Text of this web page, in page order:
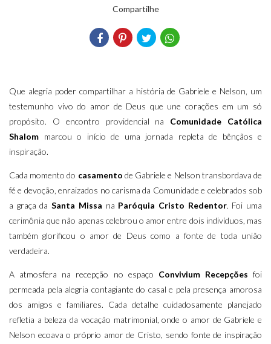
Compartilhe
Que alegria poder compartilhar a história de Gabriele e Nelson, um
testemunho vivo do amor de Deus que une corações em um só
propósito. O encontro providencial na Comunidade Católica
Shalom marcou o início de uma jornada repleta de bênçãos e
inspiração.
Cada momento do casamento de Gabriele e Nelson transbordava de
fé e devoção, enraizados no carisma da Comunidade e celebrados sob
a graça daSanta Missa na Paróquia Cristo Redentor. Foi uma
cerimônia que não apenas celebrou o amor entre dois indivíduos, mas
também glorificou o amor de Deus como a fonte de toda união
verdadeira.
A atmosfera na recepção no espaço Convivium Recepções foi
permeada pela alegria contagiante do casal e pela presença amorosa
dos amigos e familiares. Cada detalhe cuidadosamente planejado
refletia a beleza da vocação matrimonial, onde o amor de Gabriele e
Nelson ecoava o próprio amor de Cristo, sendo fonte de inspiração